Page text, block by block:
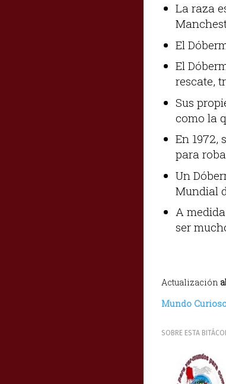
La raza
El
El
rescate,
Sus
como la
En 1972,
para
Un
Mundial
A
ser
Actualización
Mundo
SOBRE ESTA